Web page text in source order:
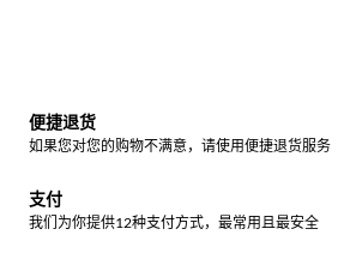
便捷退货
如果您对您的购物不满意，请使用便捷退货服务
支付
我们为你提供12种支付方式，最常用且最安全